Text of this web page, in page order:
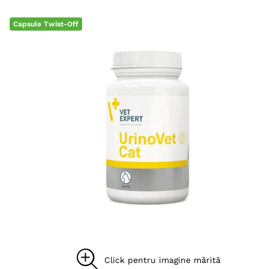
hrana uscata câini
7. hypoallergenic
10. brit caini
Capsule Twist-Off